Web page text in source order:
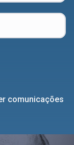
comunicações